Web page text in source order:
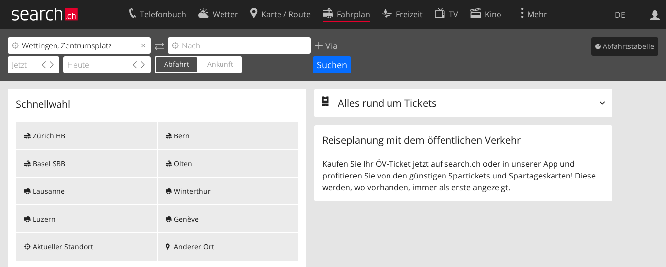
DE
Telefonbuch Wetter Karte / Route Fahrplan Freizeit TV Kino Mehr
Via
Abfahrt Ankunft
Abfahrtstabelle
Schnellwahl
Zürich HB
Basel SBB
Lausanne
Luzern
Bern
Olten
Winterthur
Genève
Aktueller Standort Anderer Ort
Alles rund um Tickets
Reiseplanung mit dem öffentlichen Verkehr
Kaufen Sie Ihr ÖV-Ticket jetzt auf search.ch oder in unserer App und
profitieren Sie von den günstigen Spartickets und Spartageskarten! Diese
werden, wo vorhanden, immer als erste angezeigt.
Ihr Eintrag
Kundencenter Geschäftskunden
Kontakt
Nutzungsbedingungen
Cookie-Einstellungen